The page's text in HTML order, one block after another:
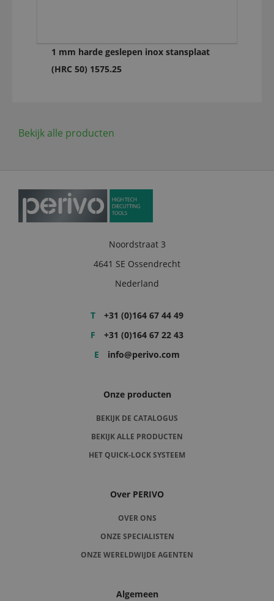
1 mm harde geslepen inox stansplaat
(HRC 50) 1575.25
Bekijk alle producten
Noordstraat 3
4641 SE Ossendrecht
Nederland
T
+31 (0)164 67 44 49
F
+31 (0)164 67 22 43
E
info@perivo.com
Onze producten
BEKIJK DE CATALOGUS
BEKIJK ALLE PRODUCTEN
HET QUICK-LOCK SYSTEEM
Over PERIVO
OVER ONS
ONZE SPECIALISTEN
ONZE WERELDWIJDE AGENTEN
Algemeen